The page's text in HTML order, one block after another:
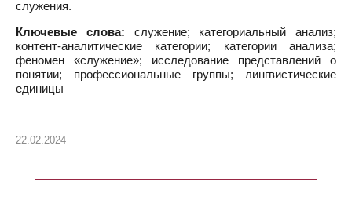
служения.
Ключевые слова: служение; категориальный анализ;
контент-аналитические категории; категории анализа;
феномен «служение»; исследование представлений о
понятии; профессиональные группы; лингвистические
единицы
22.02.2024